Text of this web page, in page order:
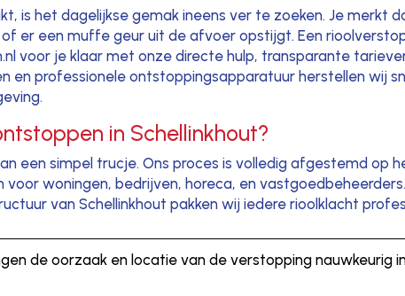
is het dagelijkse gemak ineens ver te zoeken. Je merkt
er een muffe geur uit de afvoer opstijgt. Een
voor je klaar met onze directe hulp, transparante
en professionele ontstoppingsapparatuur herstellen wij
in Schellinkhout?
een simpel trucje. Ons proces is volledig afgestemd op
voor woningen, bedrijven, horeca, en
van Schellinkhout pakken wij iedere rioolklacht
de oorzaak en locatie van de verstopping nauwkeurig